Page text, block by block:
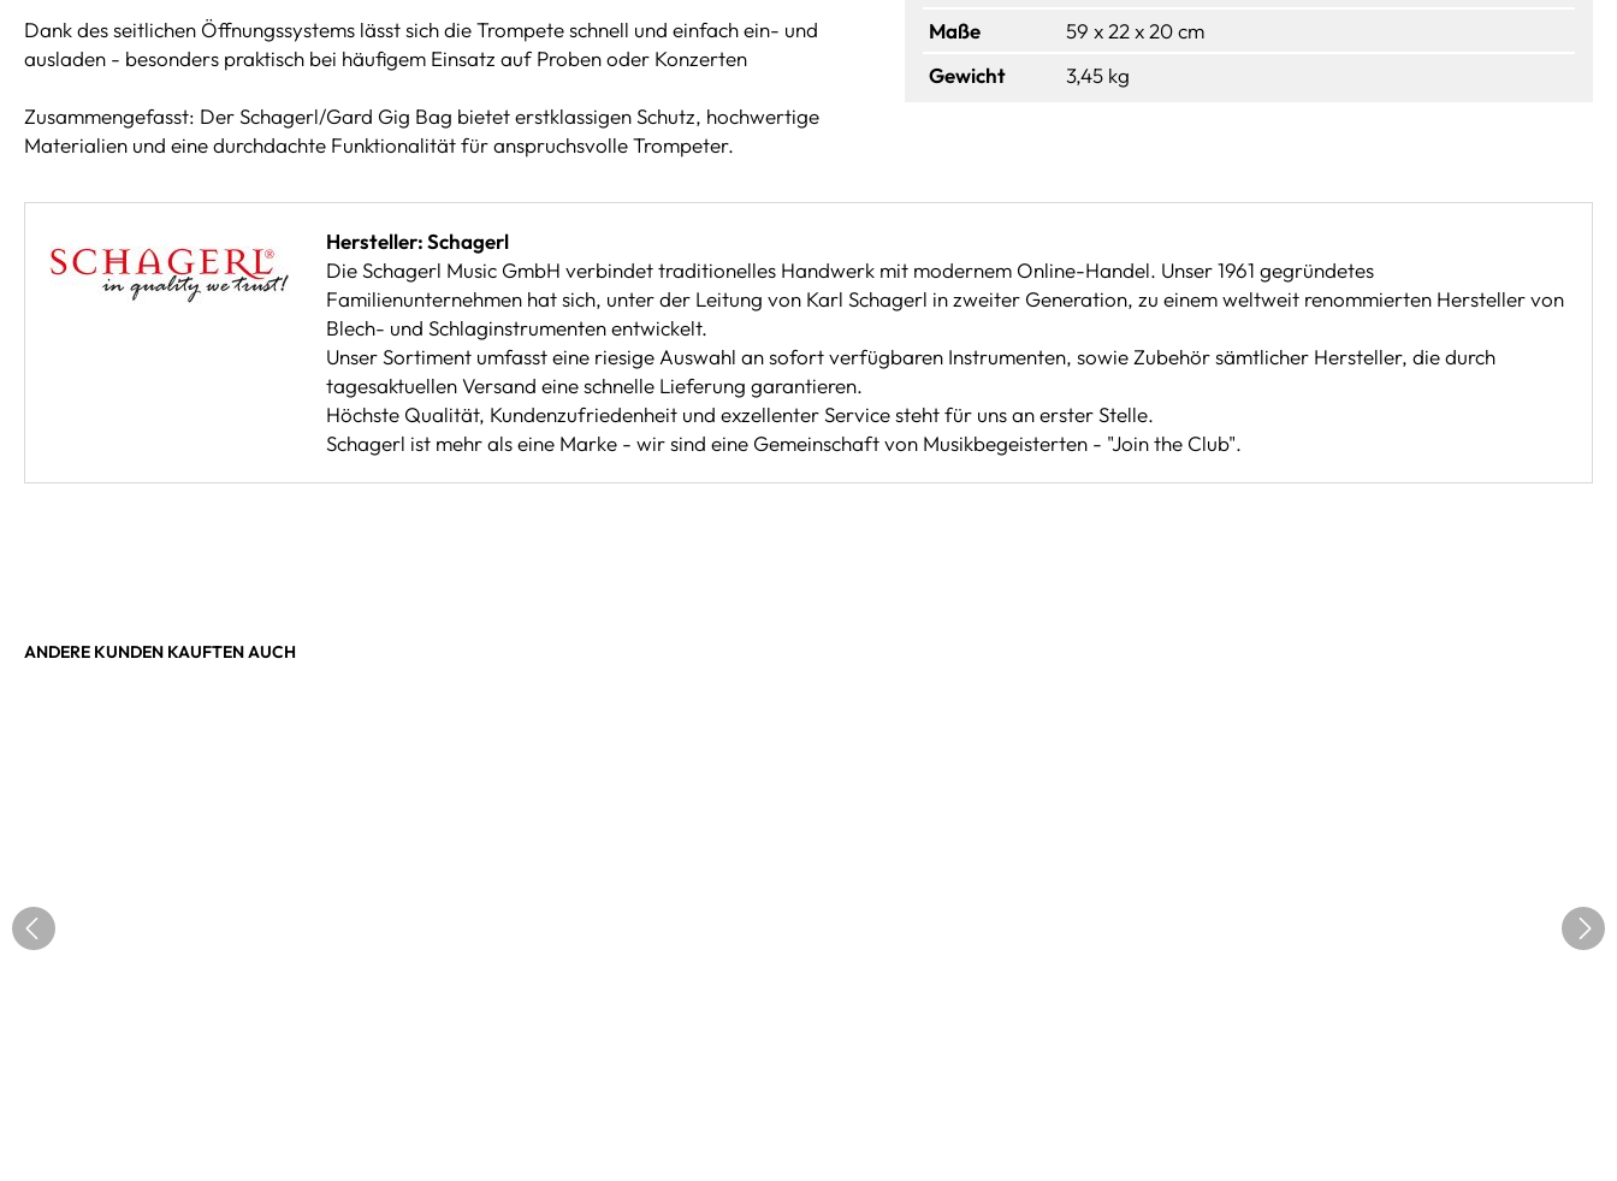
Dank des seitlichen Öffnungssystems lässt sich die Trompete schnell und einfach ein- und
ausladen - besonders praktisch bei häufigem Einsatz auf Proben oder Konzerten
Zusammengefasst: Der Schagerl/Gard Gig Bag bietet erstklassigen Schutz, hochwertige
Materialien und eine durchdachte Funktionalität für anspruchsvolle Trompeter.
Maße
59 x 22 x 20 cm
Gewicht
3,45 kg
Hersteller: Schagerl
Die Schagerl Music GmbH verbindet traditionelles Handwerk mit modernem Online-Handel. Unser 1961 gegründetes
Familienunternehmen hat sich, unter der Leitung von Karl Schagerl in zweiter Generation, zu einem weltweit renommierten Hersteller von
Blech- und Schlaginstrumenten entwickelt.
Unser Sortiment umfasst eine riesige Auswahl an sofort verfügbaren Instrumenten, sowie Zubehör sämtlicher Hersteller, die durch
tagesaktuellen Versand eine schnelle Lieferung garantieren.
Höchste Qualität, Kundenzufriedenheit und exzellenter Service steht für uns an erster Stelle.
Schagerl ist mehr als eine Marke - wir sind eine Gemeinschaft von Musikbegeisterten - "Join the Club".
ANDERE KUNDEN KAUFTEN AUCH